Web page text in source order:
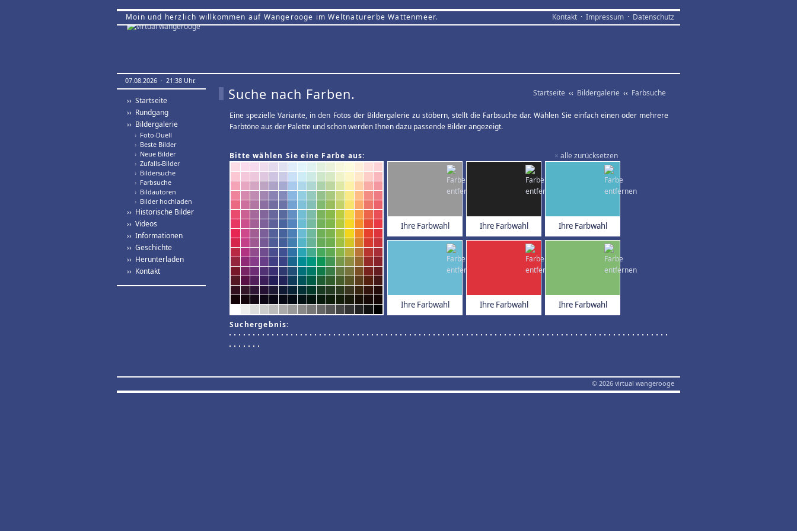
Moin und herzlich willkommen auf Wangerooge im Weltnaturerbe Wattenmeer. Kontakt · Impressum · Datenschutz
07.08.2026 · 21:38 Uhr.
›› Startseite
›› Rundgang
›› Bildergalerie
› Foto-Duell
› Beste Bilder
› Neue Bilder
› Zufalls-Bilder
› Bildersuche
› Farbsuche
› Bildautoren
› Bilder hochladen
›› Historische Bilder
›› Videos
›› Informationen
›› Geschichte
›› Herunterladen
›› Kontakt
Startseite ‹‹ Bildergalerie ‹‹ Farbsuche
Suche nach Farben.
Eine spezielle Variante, in den Fotos der Bildergalerie zu stöbern, stellt die Farbsuche dar. Wählen Sie einfach einen oder mehrere
Farbtöne aus der Palette und schon werden Ihnen dazu passende Bilder angezeigt.
× alle zurücksetzen
Bitte wählen Sie eine Farbe aus:
Ihre Farbwahl Ihre Farbwahl Ihre Farbwahl
Ihre Farbwahl Ihre Farbwahl Ihre Farbwahl
Suchergebnis:
© 2026 virtual wangerooge